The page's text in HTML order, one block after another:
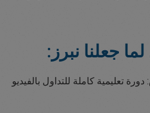
جعلنا نبرز:
تعليمية كاملة للتداول بالفيديو